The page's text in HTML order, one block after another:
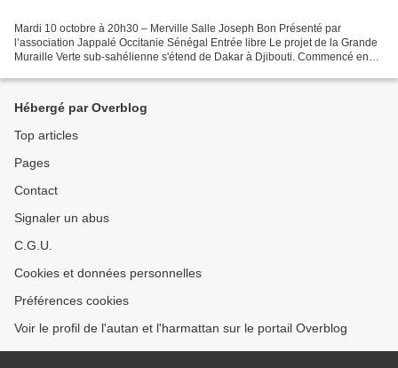
Mardi 10 octobre à 20h30 – Merville Salle Joseph Bon Présenté par
l’association Jappalé Occitanie Sénégal Entrée libre Le projet de la Grande
Muraille Verte sub-sahélienne s'étend de Dakar à Djibouti. Commencé en
Hébergé par Overblog
Top articles
Pages
Contact
Signaler un abus
C.G.U.
Cookies et données personnelles
Préférences cookies
Voir le profil de l'autan et l'harmattan sur le portail Overblog